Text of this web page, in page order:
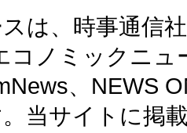
は、時事通信
コノミックニ
、NEWS
当サイトに掲